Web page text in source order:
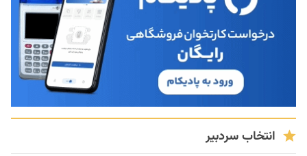
انتخاب سردبیر